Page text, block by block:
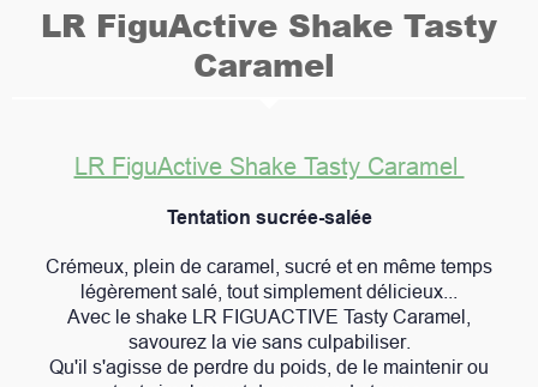
LR FiguActive Shake Tasty
Caramel
LR FiguActive Shake Tasty Caramel
Tentation sucrée-salée
Crémeux, plein de caramel, sucré et en même temps
légèrement salé, tout simplement délicieux...
Avec le shake LR FIGUACTIVE Tasty Caramel,
savourez la vie sans culpabiliser.
Qu'il s'agisse de perdre du poids, de le maintenir ou